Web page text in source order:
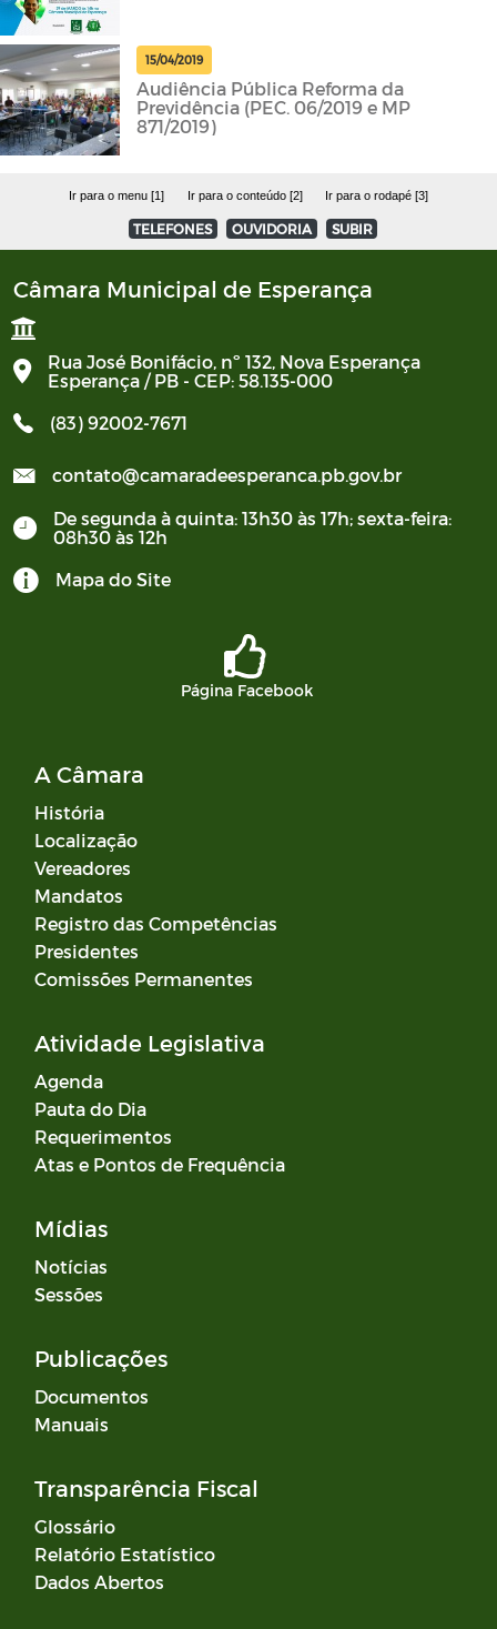
15/04/2019
Audiência Pública Reforma da
Previdência (PEC. 06/2019 e MP
871/2019)
Ir para o menu [1] Ir para o conteúdo [2] Ir para o rodapé [3]
TELEFONES OUVIDORIA SUBIR
Câmara Municipal de Esperança
Rua José Bonifácio, nº 132, Nova Esperança
Esperança / PB - CEP: 58.135-000
(83) 92002-7671
contato@camaradeesperanca.pb.gov.br
De segunda à quinta: 13h30 às 17h; sexta-feira:
08h30 às 12h
Mapa do Site
Página Facebook
A Câmara
História
Localização
Vereadores
Mandatos
Registro das Competências
Presidentes
Comissões Permanentes
Atividade Legislativa
Agenda
Pauta do Dia
Requerimentos
Atas e Pontos de Frequência
Mídias
Notícias
Sessões
Publicações
Documentos
Manuais
Transparência Fiscal
Glossário
Relatório Estatístico
Dados Abertos